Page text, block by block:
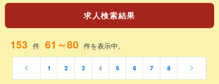
求人検索結果
153 件 61～80 件を表示中。
1 2 3 4 5 6 7 8